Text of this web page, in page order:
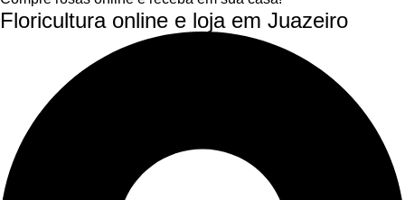
Floricultura online e loja em Juazeiro